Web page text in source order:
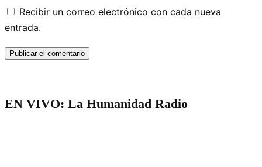
Recibir un correo electrónico con cada nueva
entrada.
EN VIVO: La Humanidad Radio